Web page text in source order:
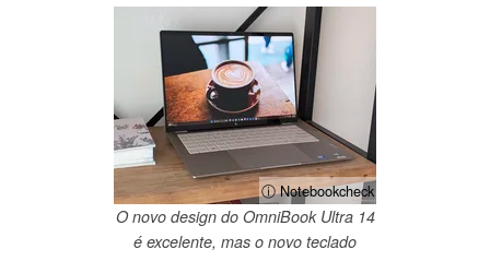
ⓘ Notebookcheck
O novo design do OmniBook Ultra 14
é excelente, mas o novo teclado